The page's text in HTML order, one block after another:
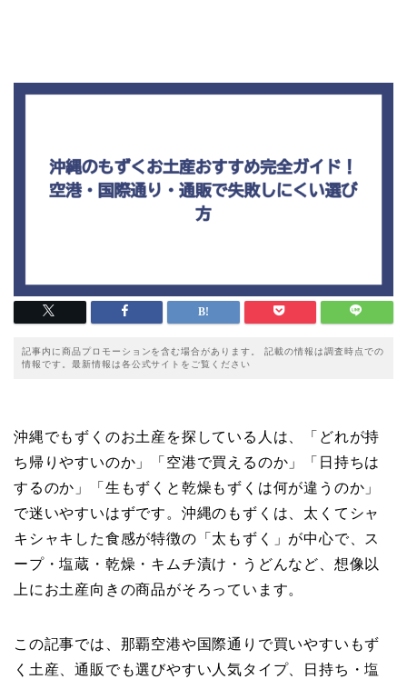
記事内に商品プロモーションを含む場合があります。 記載の情報は調査時点での
情報です。最新情報は各公式サイトをご覧ください
沖縄でもずくのお土産を探している人は、「どれが持
ち帰りやすいのか」「空港で買えるのか」「日持ちは
するのか」「生もずくと乾燥もずくは何が違うのか」
で迷いやすいはずです。沖縄のもずくは、太くてシャ
キシャキした食感が特徴の「太もずく」が中心で、ス
ープ・塩蔵・乾燥・キムチ漬け・うどんなど、想像以
上にお土産向きの商品がそろっています。
この記事では、那覇空港や国際通りで買いやすいもず
く土産、通販でも選びやすい人気タイプ、日持ち・塩